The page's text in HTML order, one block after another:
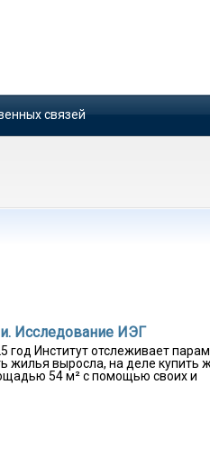
связей
Исследование ИЭГ
год Институт отслеживает
жилья выросла, на деле купить
54 м² с помощью своих и